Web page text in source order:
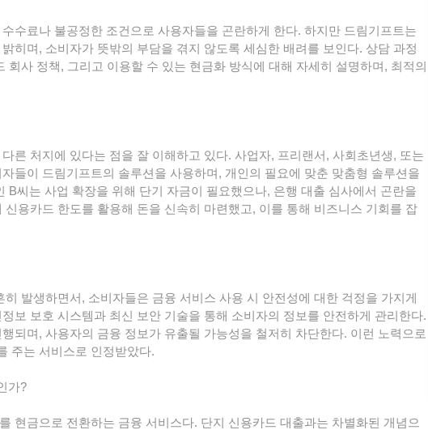
수료나 불공정한 조건으로 사용자들을 곤란하게 한다. 하지만 드림기프트는
히며, 소비자가 뜻밖의 부담을 겪지 않도록 세심한 배려를 보인다. 상담 과정
회사 정책, 그리고 이용할 수 있는 현금화 방식에 대해 자세히 설명하며, 최적의
른 처지에 있다는 점을 잘 이해하고 있다. 사업자, 프리랜서, 사회초년생, 또는
들이 드림기프트의 솔루션을 사용하며, 개인의 필요에 맞춘 맞춤형 솔루션을
B씨는 사업 확장을 위해 단기 자금이 필요했으나, 은행 대출 심사에서 곤란을
용카드 한도를 활용해 돈을 신속히 마련했고, 이를 통해 비즈니스 기회를 잡
발생하면서, 소비자들은 금융 서비스 사용 시 안전성에 대한 걱정을 가지게
보 보호 시스템과 최신 보안 기술을 통해 소비자의 정보를 안전하게 관리한다.
되며, 사용자의 금융 정보가 유출될 가능성을 철저히 차단한다. 이런 노력으로
주는 서비스로 인정받았다.
가?
현금으로 전환하는 금융 서비스다. 단지 신용카드 대출과는 차별화된 개념으